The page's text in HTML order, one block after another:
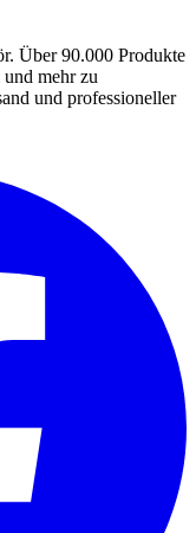
Über 90.000 Produkte
mehr zu
und professioneller